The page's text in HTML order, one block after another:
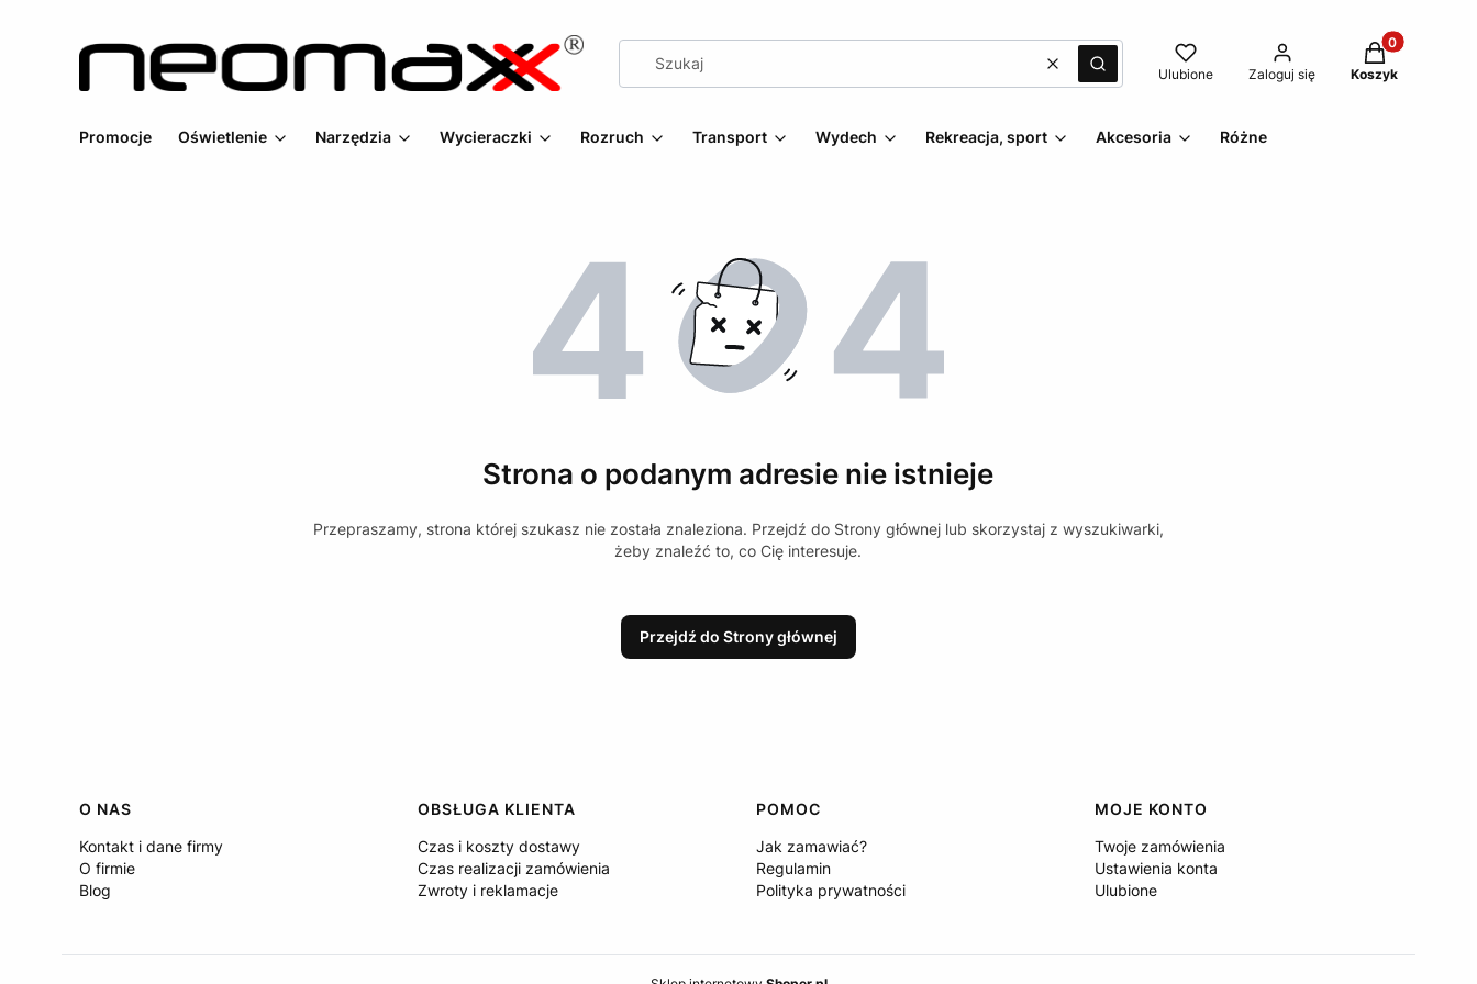
WyczyśćSzukaj Ulubione Zaloguj się
Produkty w
Koszyk
Promocje Oświetlenie Narzędzia Wycieraczki Rozruch Transport Wydech Rekreacja, sport Akcesoria Różne
Strona o podanym adresie nie istnieje
Przepraszamy, strona której szukasz nie została znaleziona. Przejdź do Strony głównej lub skorzystaj z wyszukiwarki,
żeby znaleźć to, co Cię interesuje.
Przejdź do Strony głównej
Linki w stopce
O NAS
Kontakt i dane firmy
O firmie
Blog
OBSŁUGA KLIENTA
Czas i koszty dostawy
Czas realizacji zamówienia
Zwroty i reklamacje
POMOC
Jak zamawiać?
Regulamin
Polityka prywatności
MOJE KONTO
Twoje zamówienia
Ustawienia konta
Ulubione